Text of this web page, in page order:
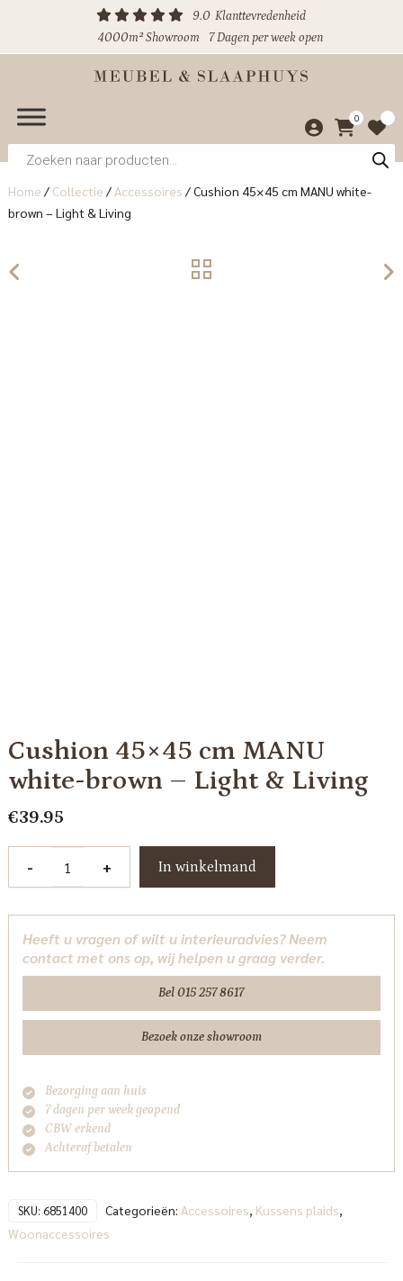
9.0 Klanttevredenheid
4000m² Showroom
7 Dagen per week open
0
Producten
zoeken
Home / Collectie / Accessoires /Cushion 45×45 cm MANU white-
brown – Light & Living
Cushion 45×45 cm MANU
white-brown – Light & Living
€39.95
-
MANU
white-
brown
Light
Living
+ In winkelmand
Heeft u vragen of wilt u interieuradvies? Neem
contact met ons op, wij helpen u graag verder.
Bel 015 257 8617
Bezoek onze showroom
Bezorging aan huis
7 dagen per week geopend
CBW erkend
Achteraf betalen
SKU: 6851400 Categorieën: Accessoires, Kussens plaids,
Woonaccessoires